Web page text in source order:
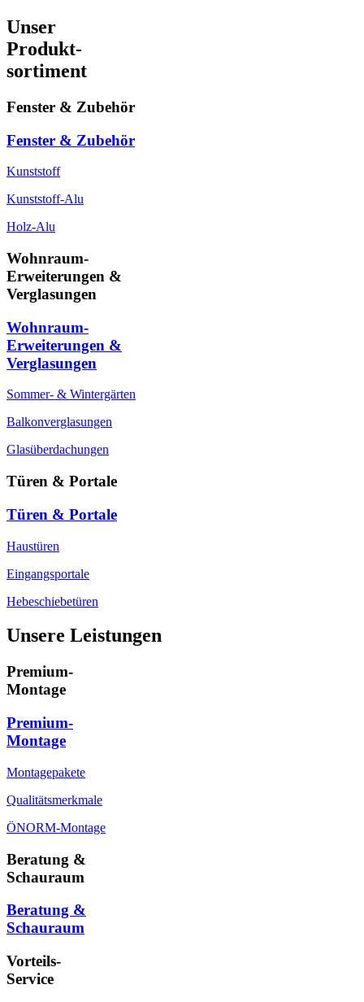
Unser
Produkt-
sortiment
Fenster & Zubehör
Fenster & Zubehör
Kunststoff
Kunststoff-Alu
Holz-Alu
Wohnraum-
Erweiterungen &
Verglasungen
Wohnraum-
Erweiterungen &
Verglasungen
Sommer- & Wintergärten
Balkonverglasungen
Glasüberdachungen
Türen & Portale
Türen & Portale
Haustüren
Eingangsportale
Hebeschiebetüren
Unsere Leistungen
Premium-
Montage
Premium-
Montage
Montagepakete
Qualitätsmerkmale
ÖNORM-Montage
Beratung &
Schauraum
Beratung &
Schauraum
Vorteils-
Service